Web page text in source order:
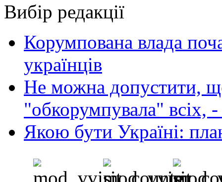
Вибір редакції
Корумпована влада
українців
Не можна допустити,
"обкорумпувала" всіх,
Якою бути Україні: